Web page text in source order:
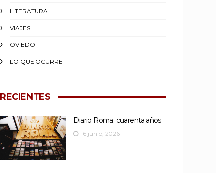
LITERATURA
VIAJES
OVIEDO
LO QUE OCURRE
RECIENTES
Diario Roma: cuarenta años
16 junio, 2026